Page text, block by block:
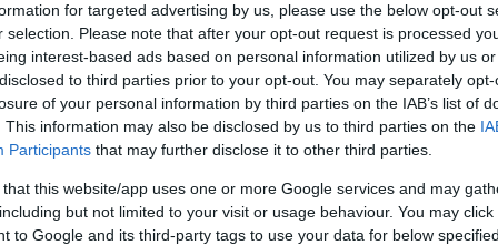
for targeted advertising by us, please use the below opt-out
selection. Please note that after your opt-out request is processed
interest-based ads based on personal information utilized by us
to third parties prior to your opt-out. You may separately
of your personal information by third parties on the IAB’s list of
This information may also be disclosed by us to third parties on the
Participants that may further disclose it to other third parties.
that this website/app uses one or more Google services and may
but not limited to your visit or usage behaviour. You may
to Google and its third-party tags to use your data for below
sfida dell’immigrazione
sulla lingua, ribadiamo un’ovvietà: finora il premier Meloni la sfida
clandestina la sta perdendo. Pure in modo abbastanza
indisturbati delleOnge di vari altri barconi non solo nei porti
disseminati su tutte le coste italiane. Ripetiamo anche un’altra
presto per tirare bilanci definitivi, pur constatando un presente
tema nel quale tutti si aspettavano che questo governo
che in altri contesti (come quello di una politica estera nel